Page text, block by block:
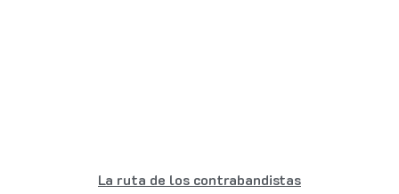
La ruta de los contrabandistas